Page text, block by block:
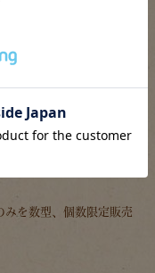
予定
、12月1日（金）販売
みを数型、個数限定販売